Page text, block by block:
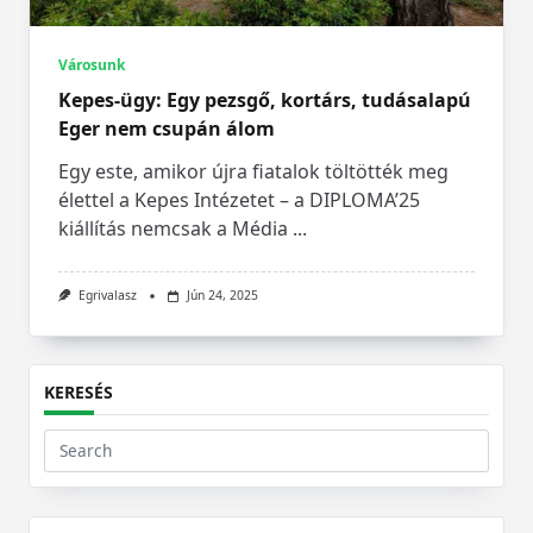
Városunk
Kepes-ügy: Egy pezsgő, kortárs, tudásalapú
Eger nem csupán álom
Egy este, amikor újra fiatalok töltötték meg
élettel a Kepes Intézetet – a DIPLOMA’25
kiállítás nemcsak a Média ...
Egrivalasz Jún 24, 2025
KERESÉS
Search
for: